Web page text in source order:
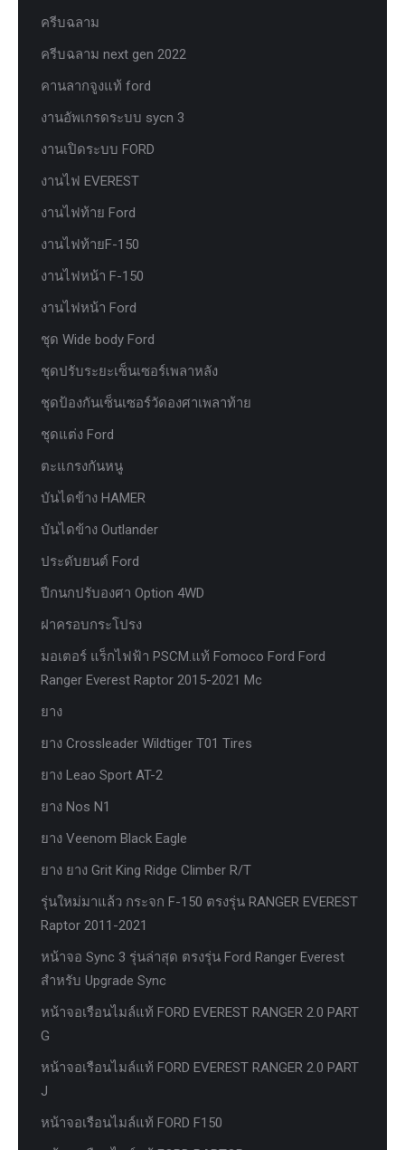
ครีบฉลาม
ครีบฉลาม next gen 2022
คานลากจูงแท้ ford
งานอัพเกรดระบบ sycn 3
งานเปิดระบบ FORD
งานไฟ EVEREST
งานไฟท้าย Ford
งานไฟท้ายF-150
งานไฟหน้า F-150
งานไฟหน้า Ford
ชุด Wide body Ford
ชุดปรับระยะเซ็นเซอร์เพลาหลัง
ชุดป้องกันเซ็นเซอร์วัดองศาเพลาท้าย
ชุดแต่ง Ford
ตะแกรงกันหนู
บันไดข้าง HAMER
บันไดข้าง Outlander
ประดับยนต์ Ford
ปีกนกปรับองศา Option 4WD
ฝาครอบกระโปรง
มอเตอร์ แร็กไฟฟ้า PSCM.แท้ Fomoco Ford Ford
Ranger Everest Raptor 2015-2021 Mc
ยาง
ยาง Crossleader Wildtiger T01 Tires
ยาง Leao Sport AT-2
ยาง Nos N1
ยาง Veenom Black Eagle
ยาง ยาง Grit King Ridge Climber R/T
รุ่นใหม่มาแล้ว กระจก F-150 ตรงรุ่น RANGER EVEREST
Raptor 2011-2021
หน้าจอ Sync 3 รุ่นล่าสุด ตรงรุ่น Ford Ranger Everest
สำหรับ Upgrade Sync
หน้าจอเรือนไมล์แท้ FORD EVEREST RANGER 2.0 PART
G
หน้าจอเรือนไมล์แท้ FORD EVEREST RANGER 2.0 PART
J
หน้าจอเรือนไมล์แท้ FORD F150